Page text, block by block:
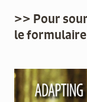
>> Pour
le